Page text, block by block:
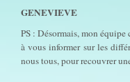
GENEVIEVE
PS : Désormais, mon
à vous informer sur les
nous tous, pour recouvrer